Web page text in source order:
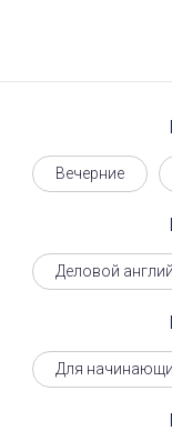
Вечерние
Деловой
Для